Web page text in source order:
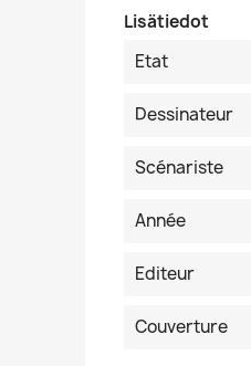
Lisätiedot
Etat
Dessinateur
Scénariste
Année
Editeur
Couverture